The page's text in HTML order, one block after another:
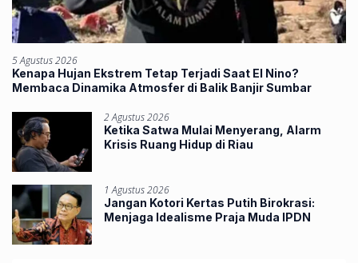
5 Agustus 2026
Kenapa Hujan Ekstrem Tetap Terjadi Saat El Nino?
Membaca Dinamika Atmosfer di Balik Banjir Sumbar
2 Agustus 2026
Ketika Satwa Mulai Menyerang, Alarm
Krisis Ruang Hidup di Riau
1 Agustus 2026
Jangan Kotori Kertas Putih Birokrasi:
Menjaga Idealisme Praja Muda IPDN